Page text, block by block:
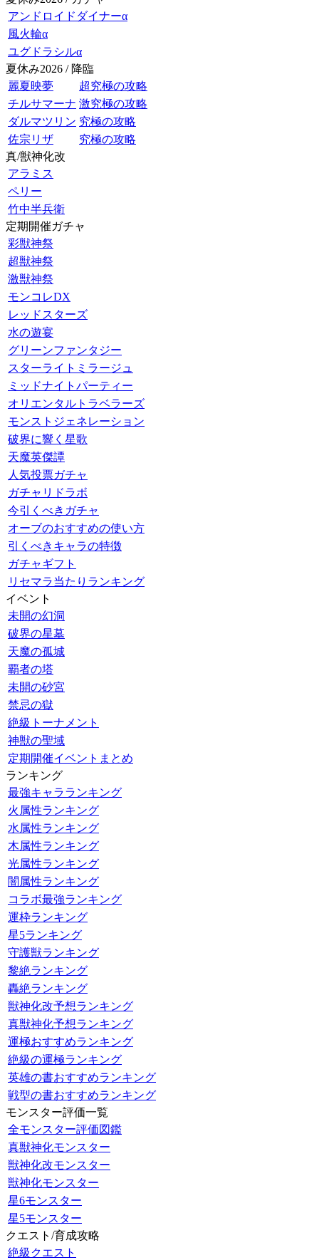
アンドロイドダイナーα
風火輪α
ユグドラシルα
夏休み2026 / 降臨
麗夏映夢
超究極の攻略
チルサマーナ 激究極の攻略
ダルマツリン 究極の攻略
佐宗リザ
究極の攻略
真/獣神化改
アラミス
ペリー
竹中半兵衛
定期開催ガチャ
彩獣神祭
超獣神祭
激獣神祭
モンコレDX
レッドスターズ
水の遊宴
グリーンファンタジー
スターライトミラージュ
ミッドナイトパーティー
オリエンタルトラベラーズ
モンストジェネレーション
破界に響く星歌
天魔英傑譚
人気投票ガチャ
ガチャリドラボ
今引くべきガチャ
オーブのおすすめの使い方
引くべきキャラの特徴
ガチャギフト
リセマラ当たりランキング
イベント
未開の幻洞
破界の星墓
天魔の孤城
覇者の塔
未開の砂宮
禁忌の獄
絶級トーナメント
神獣の聖域
定期開催イベントまとめ
ランキング
最強キャラランキング
火属性ランキング
水属性ランキング
木属性ランキング
光属性ランキング
闇属性ランキング
コラボ最強ランキング
運枠ランキング
星5ランキング
守護獣ランキング
黎絶ランキング
轟絶ランキング
獣神化改予想ランキング
真獣神化予想ランキング
運極おすすめランキング
絶級の運極ランキング
英雄の書おすすめランキング
戦型の書おすすめランキング
モンスター評価一覧
全モンスター評価図鑑
真獣神化モンスター
獣神化改モンスター
獣神化モンスター
星6モンスター
星5モンスター
クエスト/育成攻略
絶級クエスト